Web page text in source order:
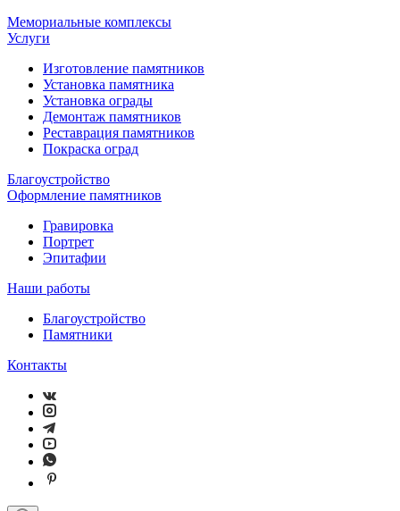
Мемориальные комплексы
Услуги
Изготовление памятников
Установка памятника
Установка ограды
Демонтаж памятников
Реставрация памятников
Покраска оград
Благоустройство
Оформление памятников
Гравировка
Портрет
Эпитафии
Наши работы
Благоустройство
Памятники
Контакты